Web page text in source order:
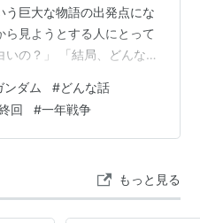
う巨大な物語の出発点にな
ら見ようとする人にとって
の？」 「結局、どんな話
先に結論を書きます。 初
通の少年アムロ・レイが
邦軍とジオン公国の戦争へ
りません。 敵側にも家族
ンダム #どんな話
回 #一年戦争
もっと見る